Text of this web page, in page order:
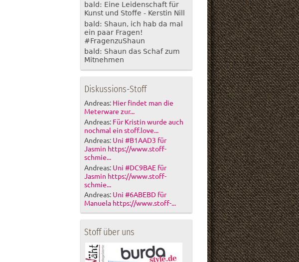
bald: Eine Leidenschaft für
Kunst und Stoffe - Kerstin Nill
bald: Shaun, ich hab da mal
ein paar Fragen!
#FragenzuShaun
bald: Shaun das Schaf zum
Mitnehmen
Diskussions-Stoff
Andreas: Hier findet man die
Meterware zur...
Andreas: Für Kristin wurde auch
nochmal ein stoff.love...
Andreas: Uni #B1AAD3 für
Jasmin https://www.stoff-
schmie...
Andreas: Uni #DC9BAE für
Jasmin https://www.stoff-
schmie...
Andreas: Uni #6ABEBD für
Manuela https://www.stoff-...
Stoff über uns